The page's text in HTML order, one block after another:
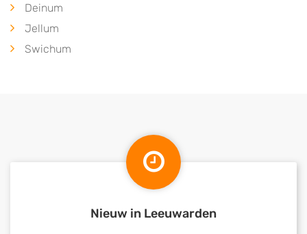
Deinum
Jellum
Swichum
Nieuw in Leeuwarden